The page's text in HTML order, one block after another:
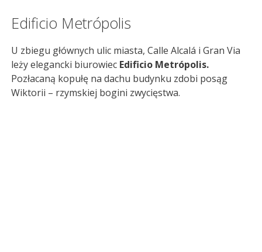
Edificio Metrópolis
U zbiegu głównych ulic miasta, Calle Alcalá i Gran Via
leży elegancki biurowiec Edificio Metrópolis.
Pozłacaną kopułę na dachu budynku zdobi posąg
Wiktorii – rzymskiej bogini zwycięstwa.